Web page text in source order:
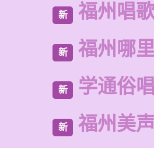
新 福州唱
新 福州哪
新 学通俗
新 福州美